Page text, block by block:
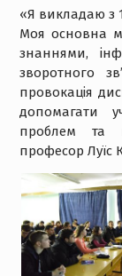
«Я викладаю з
Моя основна
знаннями,
зворотного
провокація
допомагати
проблем та
професор Луїс